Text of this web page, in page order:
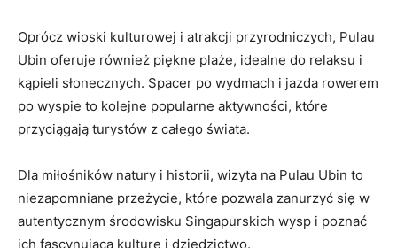
Oprócz wioski​ kulturowej‍ i atrakcji przyrodniczych, Pulau
Ubin⁢ oferuje również piękne plaże, idealne ‍do relaksu i
‌kąpieli słonecznych. Spacer ‌po ⁤wydmach i jazda rowerem
po wyspie to kolejne popularne aktywności, które
przyciągają ​turystów z‌ całego świata.
Dla ‍miłośników natury i historii, wizyta na Pulau Ubin to
niezapomniane przeżycie, które pozwala zanurzyć się w
autentycznym środowisku Singapurskich wysp i poznać
⁤ich‍ fascynującą kulturę i dziedzictwo.